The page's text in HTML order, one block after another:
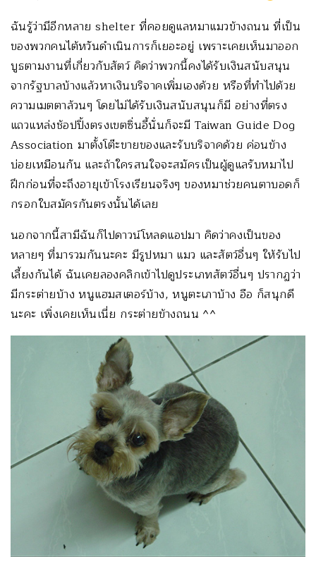
ฉันรู้ว่ามีอีกหลาย shelter ที่คอยดูแลหมาแมวข้างถนน ที่เป็น
ของพวกคนไต้หวันดำเนินการก็เยอะอยู่ เพราะเคยเห็นมาออก
บูธตามงานที่เกี่ยวกับสัตว์ คิดว่าพวกนี้คงได้รับเงินสนับสนุน
จากรัฐบาลบ้างแล้วหาเงินบริจาคเพิ่มเองด้วย หรือที่ทำไปด้วย
ความเมตตาล้วนๆ โดยไม่ได้รับเงินสนับสนุนก็มี อย่างที่ตรง
แถวแหล่งช้อปปิ้งตรงเขตซิ่นอี้นั่นก็จะมี Taiwan Guide Dog
Association มาตั้งโต๊ะขายของและรับบริจาคด้วย ค่อนข้าง
บ่อยเหมือนกัน และถ้าใครสนใจจะสมัครเป็นผู้ดูแลรับหมาไป
ฝึกก่อนที่จะถึงอายุเข้าโรงเรียนจริงๆ ของหมาช่วยคนตาบอดก็
กรอกใบสมัครกันตรงนั้นได้เลย
นอกจากนี้สามีฉันก็ไปดาวน์โหลดแอปมา คิดว่าคงเป็นของ
หลายๆ ที่มารวมกันนะคะ มีรูปหมา แมว และสัตว์อื่นๆ ให้รับไป
เลี้ยงกันได้ ฉันเคยลองคลิกเข้าไปดูประเภทสัตว์อื่นๆ ปรากฏว่า
มีกระต่ายบ้าง หนูแฮมสเตอร์บ้าง, หนูตะเภาบ้าง อือ ก็สนุกดี
นะคะ เพิ่งเคยเห็นเนี่ย กระต่ายข้างถนน ^^